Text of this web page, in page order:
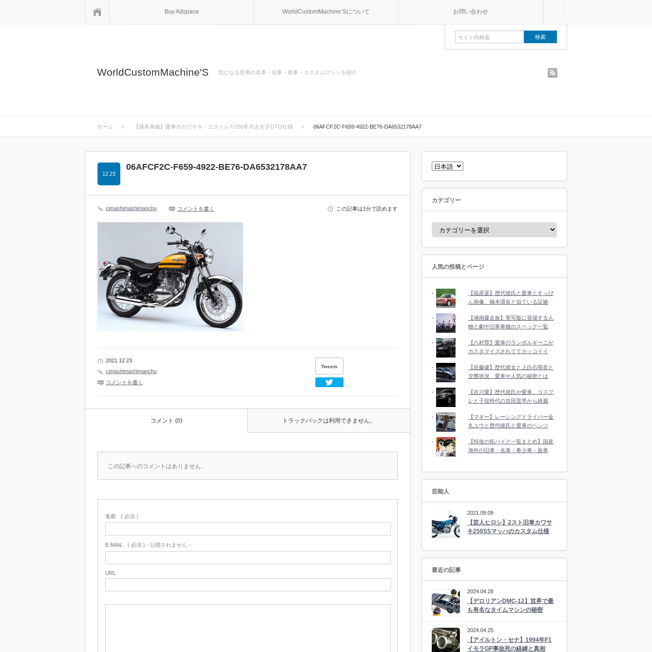
Buy Adspace WorldCustomMachine’Sについて お問い合わせ
WorldCustomMachine'S 気になる世界の名車・旧車・新車・カスタムマシンを紹介
ホーム 【瀧本美織】愛車のカワサキ・エストレヤ250冬月あずさGTO仕様 06AFCF2C-F659-4922-BE76-DA6532178AA7
06AFCF2C-F659-4922-BE76-DA6532178AA7
12.23
cimashimashimanchu コメントを書く この記事は1分で読めます
2021 12.23
cimashimashimanchu
コメントを書く
Tweets
コメント (0) トラックバックは利用できません。
この記事へのコメントはありません。
名前 ( 必須 )
E-MAIL ( 必須 ) - 公開されません -
URL
言
語
カテゴリー
人気の投稿とページ
【福原遥】歴代彼氏と愛車とすっぴ
ん画像、橋本環奈と似ている証拠
【湘南爆走族】実写版に登場する人
物と劇中旧車車種のスペック一覧
【八村塁】愛車のランボルギーニが
カスタマイズされててカッコイイ
【佐藤健】歴代彼女と上白石萌音と
交際状況、愛車や人気の秘密とは
【吉川愛】歴代彼氏や愛車、コスプ
レと子役時代の吉田里琴から綺麗
【マギー】レーシングドライバー金
丸ユウと歴代彼氏と愛車のベンツ
【特攻の拓バイク一覧まとめ】国産
海外の旧車・名車・希少車・族車
芸能人
2021.09.09
【芸人ヒロシ】2スト旧車カワサ
キ250SSマッハのカスタム仕様
最近の記事
2024.04.28
【デロリアンDMC-12】世界で最
も有名なタイムマシンの秘密
2024.04.25
【アイルトン・セナ】1994年F1
イモラGP事故死の経緯と真相